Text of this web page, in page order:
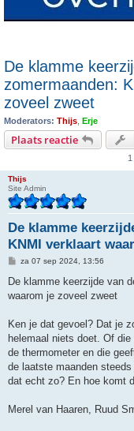
De klamme
zomermaanden:
zoveel zweet
Moderators: Thijs Erje
Plaats reactie
Thijs
Site Admin
De klamme
KNMI verklaart
B
r
c
za 07 sep 2024, 13:56
De klamme keerzijde van
waarom je zoveel zweet
Ken je dat gevoel? Dat je
helemaal niets doet. Of
de thermometer en die
de laatste maanden
dat echt zo? En hoe komt
Merel van Haaren, Ruud